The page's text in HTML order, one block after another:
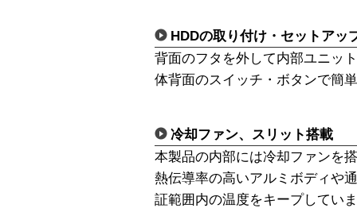
HDDの取り付け・セットアッ
背面のフタを外して内部ユニッ
体背面のスイッチ・ボタンで簡
冷却ファン、スリット搭載
本製品の内部には冷却ファンを
熱伝導率の高いアルミボディや
証範囲内の温度をキープしてい